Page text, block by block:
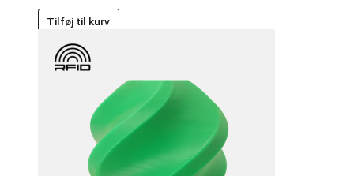
Tilføj til kurv